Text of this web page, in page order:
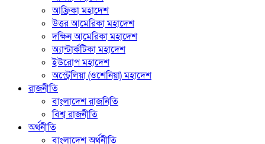
আফ্রিকা মহাদেশ
উত্তর আমেরিকা মহাদেশ
দক্ষিন আমেরিকা মহাদেশ
অ্যান্টার্কটিকা মহাদেশ
ইউরোপ মহাদেশ
অস্ট্রেলিয়া (ওশেনিয়া) মহাদেশ
রাজনীতি
বাংলাদেশ রাজনিতি
বিশ্ব রাজনীতি
অর্থনীতি
বাংলাদেশ অর্থনীতি